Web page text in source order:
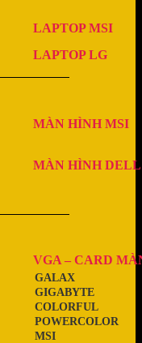
LAPTOP MSI
LAPTOP LG
MÀN HÌNH MSI
MÀN HÌNH DELL
VGA – CARD
MSI
POWERCOLOR
COLORFUL
GIGABYTE
GALAX